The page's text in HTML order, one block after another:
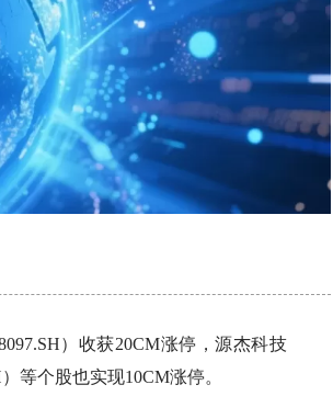
）收获20CM涨停，源杰科技
等个股也实现10CM涨停。